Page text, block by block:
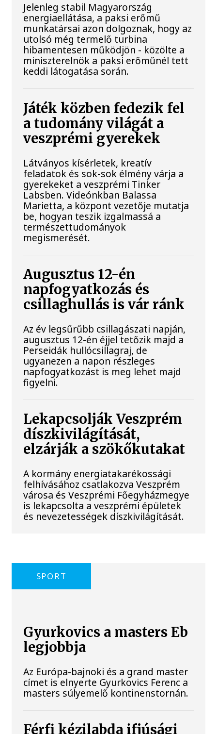
Jelenleg stabil Magyarország
energiaellátása, a paksi erőmű
munkatársai azon dolgoznak, hogy az
utolsó még termelő turbina
hibamentesen működjön - közölte a
miniszterelnök a paksi erőműnél tett
keddi látogatása során.
Játék közben fedezik fel
a tudomány világát a
veszprémi gyerekek
Látványos kísérletek, kreatív
feladatok és sok-sok élmény várja a
gyerekeket a veszprémi Tinker
Labsben. Videónkban Balassa
Marietta, a központ vezetője mutatja
be, hogyan teszik izgalmassá a
természettudományok
megismerését.
Augusztus 12-én
napfogyatkozás és
csillaghullás is vár ránk
Az év legsűrűbb csillagászati napján,
augusztus 12-én éjjel tetőzik majd a
Perseidák hullócsillagraj, de
ugyanezen a napon részleges
napfogyatkozást is meg lehet majd
figyelni.
Lekapcsolják Veszprém
díszkivilágítását,
elzárják a szökőkutakat
A kormány energiatakarékossági
felhívásához csatlakozva Veszprém
városa és Veszprémi Főegyházmegye
is lekapcsolta a veszprémi épületek
és nevezetességek díszkivilágítását.
SPORT
Gyurkovics a masters Eb
legjobbja
Az Európa-bajnoki és a grand master
címet is elnyerte Gyurkovics Ferenc a
masters súlyemelő kontinenstornán.
Férfi kézilabda ifjúsági